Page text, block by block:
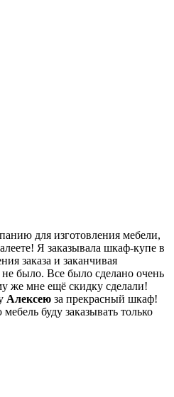
для изготовления мебели,
Я заказывала шкаф-купе в
заказа и заканчивая
было. Все было сделано очень
же мне ещё скидку сделали!
Алексею за прекрасный шкаф!
буду заказывать только